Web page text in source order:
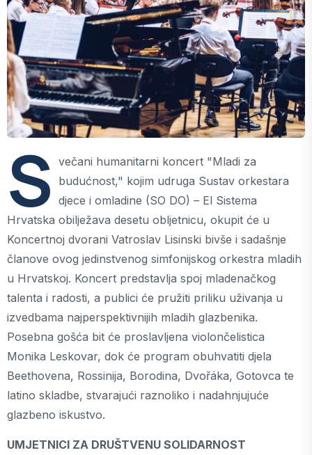
S večani humanitarni koncert "Mladi za
budućnost," kojim udruga Sustav orkestara
djece i omladine (SO DO) – El Sistema
Hrvatska obilježava desetu obljetnicu, okupit će u
Koncertnoj dvorani Vatroslav Lisinski bivše i sadašnje
članove ovog jedinstvenog simfonijskog orkestra mladih
u Hrvatskoj. Koncert predstavlja spoj mladenačkog
talenta i radosti, a publici će pružiti priliku uživanja u
izvedbama najperspektivnijih mladih glazbenika.
Posebna gošća bit će proslavljena violončelistica
Monika Leskovar, dok će program obuhvatiti djela
Beethovena, Rossinija, Borodina, Dvořáka, Gotovca te
latino skladbe, stvarajući raznoliko i nadahnjujuće
glazbeno iskustvo.
UMJETNICI ZA DRUŠTVENU SOLIDARNOST